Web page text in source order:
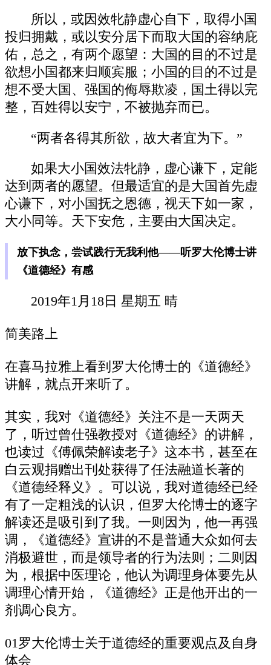
所以，或因效牝静虚心自下，取得小国
投归拥戴，或以安分居下而取大国的容纳庇
佑，总之，有两个愿望：大国的目的不过是
欲想小国都来归顺宾服；小国的目的不过是
想不受大国、强国的侮辱欺凌，国土得以完
整，百姓得以安宁，不被抛弃而已。
“两者各得其所欲，故大者宜为下。”
如果大小国效法牝静，虚心谦下，定能
达到两者的愿望。但最适宜的是大国首先虚
心谦下，对小国抚之恩德，视天下如一家，
大小同等。天下安危，主要由大国决定。
放下执念，尝试践行无我利他——听罗大伦博士讲
《道德经》有感
2019年1月18日 星期五 晴
简美路上
在喜马拉雅上看到罗大伦博士的《道德经》
讲解，就点开来听了。
其实，我对《道德经》关注不是一天两天
了，听过曾仕强教授对《道德经》的讲解，
也读过《傅佩荣解读老子》这本书，甚至在
白云观捐赠出刊处获得了任法融道长著的
《道德经释义》。可以说，我对道德经已经
有了一定粗浅的认识，但罗大伦博士的逐字
解读还是吸引到了我。一则因为，他一再强
调，《道德经》宣讲的不是普通大众如何去
消极避世，而是领导者的行为法则；二则因
为，根据中医理论，他认为调理身体要先从
调理心情开始，《道德经》正是他开出的一
剂调心良方。
01罗大伦博士关于道德经的重要观点及自身
体会